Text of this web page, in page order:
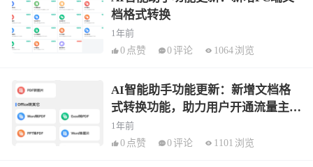
档格式转换
1年前
0 点赞 0评论 1064 浏览
AI智能助手功能更新：新增文档格
式转换功能，助力用户开通流量主引
流
1年前
0 点赞 0评论 1101 浏览